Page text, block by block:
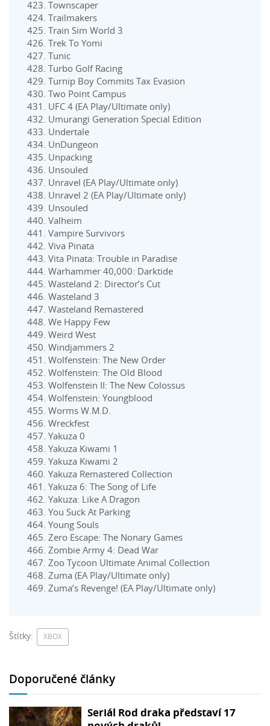
Townscaper
Trailmakers
Train Sim World 3
Trek To Yomi
Tunic
Turbo Golf Racing
Turnip Boy Commits Tax Evasion
Two Point Campus
UFC 4 (EA Play/Ultimate only)
Umurangi Generation Special Edition
Undertale
UnDungeon
Unpacking
Unsouled
Unravel (EA Play/Ultimate only)
Unravel 2 (EA Play/Ultimate only)
Unsouled
Valheim
Vampire Survivors
Viva Pinata
Vita Pinata: Trouble in Paradise
Warhammer 40,000: Darktide
Wasteland 2: Director’s Cut
Wasteland 3
Wasteland Remastered
We Happy Few
Weird West
Windjammers 2
Wolfenstein: The New Order
Wolfenstein: The Old Blood
Wolfenstein II: The New Colossus
Wolfenstein: Youngblood
Worms W.M.D.
Wreckfest
Yakuza 0
Yakuza Kiwami 1
Yakuza Kiwami 2
Yakuza Remastered Collection
Yakuza 6: The Song of Life
Yakuza: Like A Dragon
You Suck At Parking
Young Souls
Zero Escape: The Nonary Games
Zombie Army 4: Dead War
Zoo Tycoon Ultimate Animal Collection
Zuma (EA Play/Ultimate only)
Zuma’s Revenge! (EA Play/Ultimate only)
Štítky: XBOX
Doporučené články
Seriál Rod draka představí 17